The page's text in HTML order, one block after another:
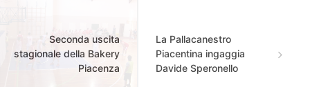
Seconda uscita
stagionale della Bakery
Piacenza
La Pallacanestro
Piacentina ingaggia
Davide Speronello